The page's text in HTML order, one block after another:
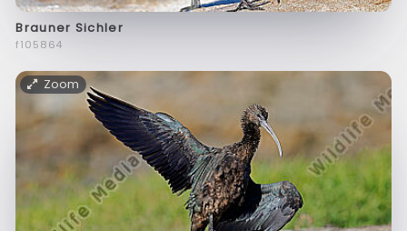
Brauner Sichler
f105864
Zoom